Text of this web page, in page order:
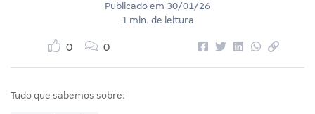
Publicado em 30/01/26
1 min. de leitura
0 0
Tudo que sabemos sobre: